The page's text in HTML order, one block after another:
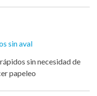
sin aval
sin necesidad de
papeleo